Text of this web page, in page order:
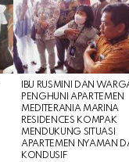
IBU RUSMINI DAN
PENGHUNI APARTEMEN
MEDITERANIA MARINA
RESIDENCES KOMPAK
MENDUKUNG SITUASI
APARTEMEN NYAMAN
KONDUSIF